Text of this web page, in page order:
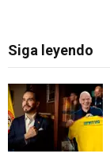
Siga leyendo